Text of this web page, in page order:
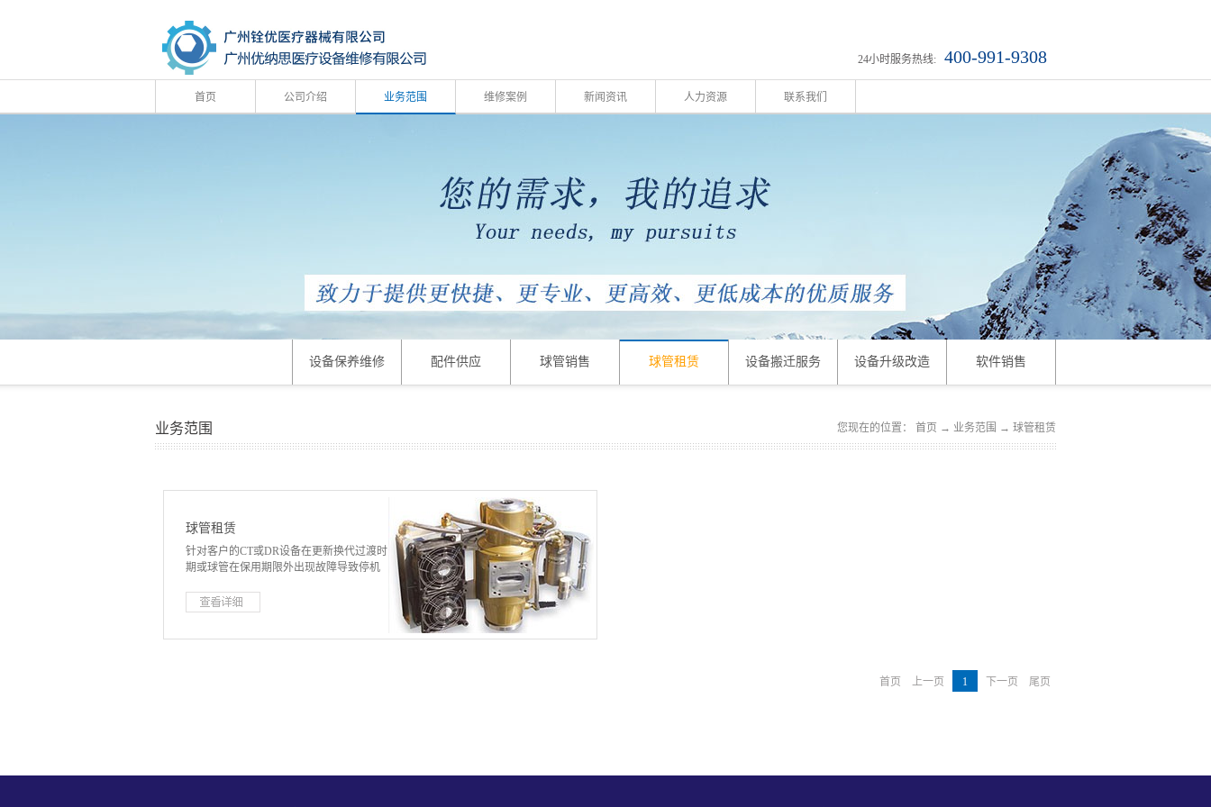
24小时服务热线: 400-991-9308
首页 公司介绍 业务范围 维修案例 新闻资讯 人力资源 联系我们
设备保养维修 配件供应 球管销售 球管租赁 设备搬迁服务 设备升级改造 软件销售
业务范围 您现在的位置： 首页 → 业务范围 → 球管租赁
球管租赁
针对客户的CT或DR设备在更新换代过渡时
期或球管在保用期限外出现故障导致停机
用方案，降低客户的使用成本及保障设备
的正常使用，可提供租赁球管品牌包括
首页 上一页 1 下一页 尾页